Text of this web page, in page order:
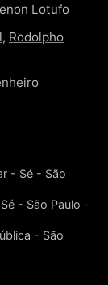
Lotufo
, Rodolpho
- Sé - São
- São Paulo -
- São